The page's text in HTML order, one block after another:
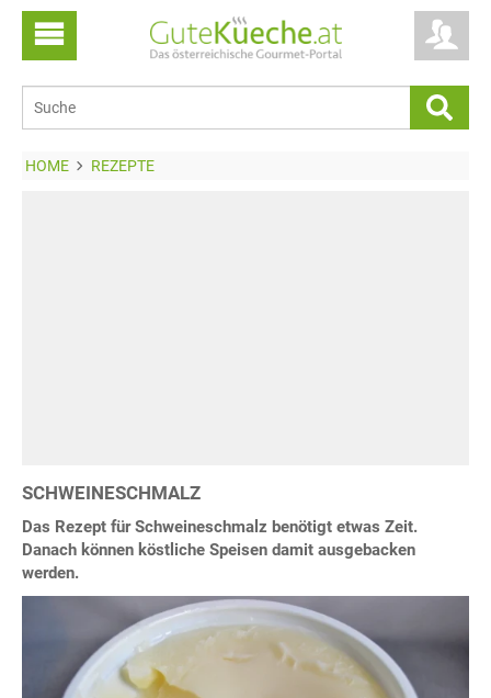
HOME REZEPTE
SCHWEINESCHMALZ
Das Rezept für Schweineschmalz benötigt etwas Zeit.
Danach können köstliche Speisen damit ausgebacken
werden.